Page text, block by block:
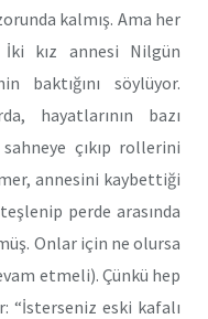
kalmış. Ama her
İki kız annesi Nilgün
baktığını söylüyor.
hayatlarının bazı
çıkıp rollerini
annesini kaybettiği
perde arasında
Onlar için ne olursa
etmeli). Çünkü hep
“İsterseniz eski kafalı